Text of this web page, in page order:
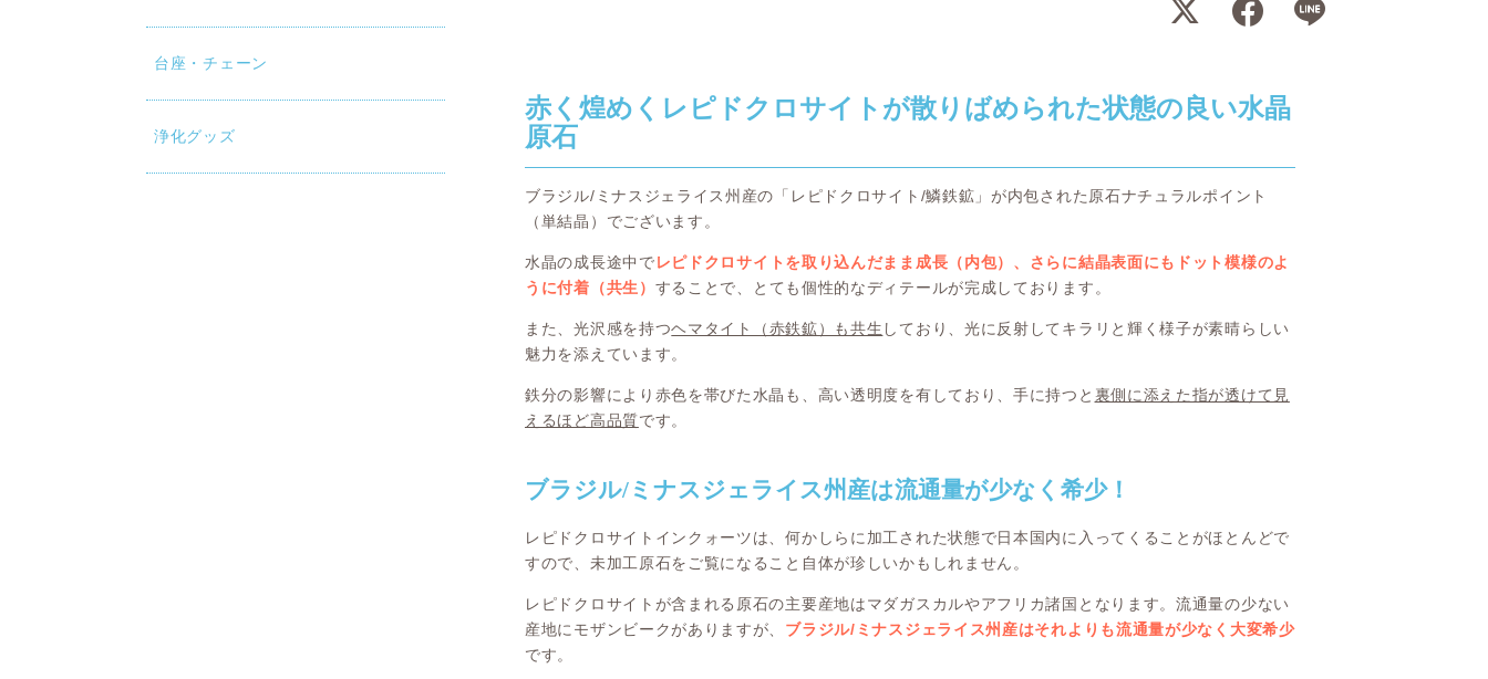
台座・チェーン
浄化グッズ
赤く煌めくレピドクロサイトが散りばめられた状態の良い水晶
原石
ブラジル/ミナスジェライス州産の「レピドクロサイト/鱗鉄鉱」が内包された原石ナチュラルポイント
（単結晶）でございます。
水晶の成長途中でレピドクロサイトを取り込んだまま成長（内包）、さらに結晶表面にもドット模様のよ
うに付着（共生） することで、とても個性的なディテールが完成しております。
また、光沢感を持つヘマタイト（赤鉄鉱）も共生 しており、光に反射してキラリと輝く様子が素晴らしい
魅力を添えています。
鉄分の影響により赤色を帯びた水晶も、高い透明度を有しており、手に持つと 裏側に添えた指が透けて見
えるほど高品質です。
ブラジル/ミナスジェライス州産は流通量が少なく希少！
レピドクロサイトインクォーツは、何かしらに加工された状態で日本国内に入ってくることがほとんどで
すので、未加工原石をご覧になること自体が珍しいかもしれません。
レピドクロサイトが含まれる原石の主要産地はマダガスカルやアフリカ諸国となります。流通量の少ない
産地にモザンビークがありますが、 ブラジル/ミナスジェライス州産はそれよりも流通量が少なく大変希少
です。